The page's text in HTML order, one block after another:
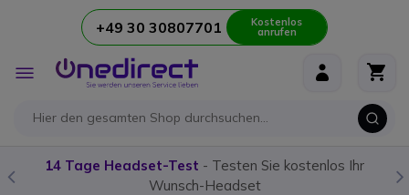
Zum Inhalt springen+49 30 30807701 Kostenlos
anrufen
Navigation
umschalten
14 Tage Headset-Test - Testen Sie kostenlos Ihr
Wunsch-Headset